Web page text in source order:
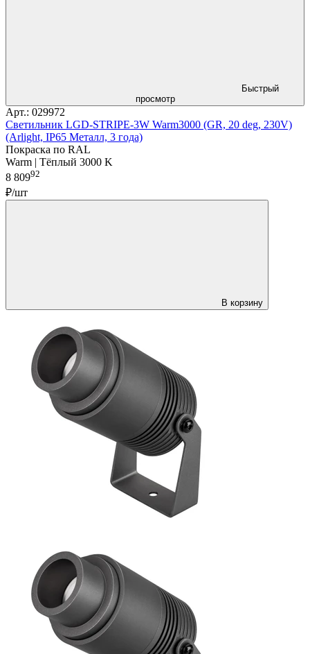
Быстрый
просмотр
Арт.: 029972
Светильник LGD-STRIPE-3W Warm3000 (GR, 20 deg, 230V)
(Arlight, IP65 Металл, 3 года)
Покраска по RAL
Warm | Тёплый 3000 K
8 80992
₽/шт
В корзину